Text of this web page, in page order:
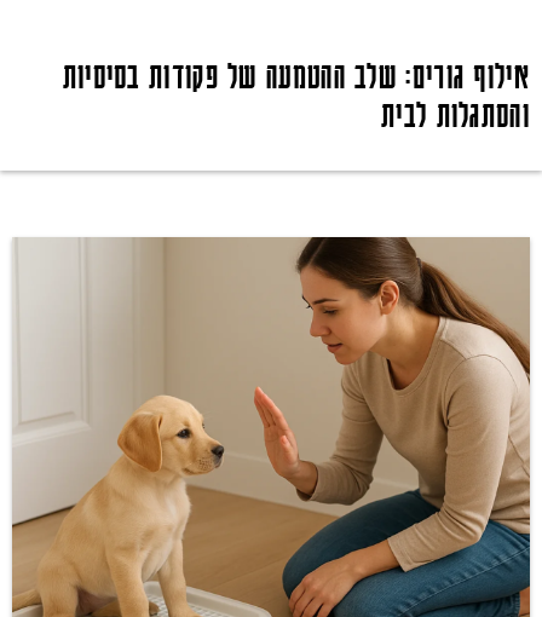
אילוף גורים: שלב ההטמעה של פקודות בסיסיות
והסתגלות לבית